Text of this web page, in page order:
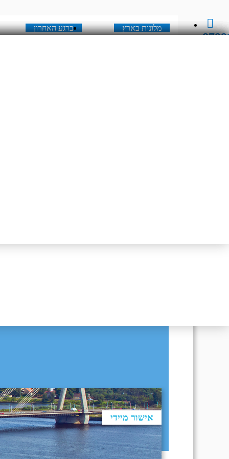
ברגע האחרון מלונות בארץ
תאריך יציאהמתי? יום, חודש, שנהDD/MM/YYיום
אישור מיידי